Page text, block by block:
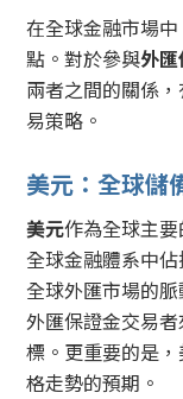
在全球金融市場中
點。對於參與外
兩者之間的關係
易策略。
美元：全球儲
美元作為全球主
全球金融體系中
全球外匯市場的
外匯保證金交易
標。更重要的是
格走勢的預期。